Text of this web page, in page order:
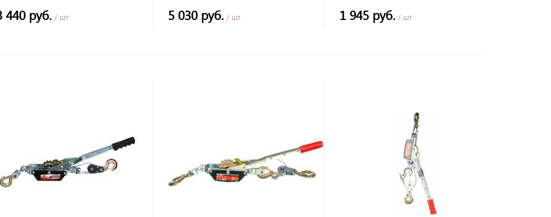
440 руб. / шт 5 030 руб./ шт 1 945 руб. / шт